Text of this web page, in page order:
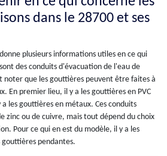
dans le 28700 et ses
plusieurs informations utiles en ce qui
des conduits d'évacuation de l'eau de
noter que les gouttières peuvent être faites à
En premier lieu, il y a les gouttières en PVC
les gouttières en métaux. Ces conduits
zinc ou de cuivre, mais tout dépend du choix
Pour ce qui en est du modèle, il y a les
pendantes.